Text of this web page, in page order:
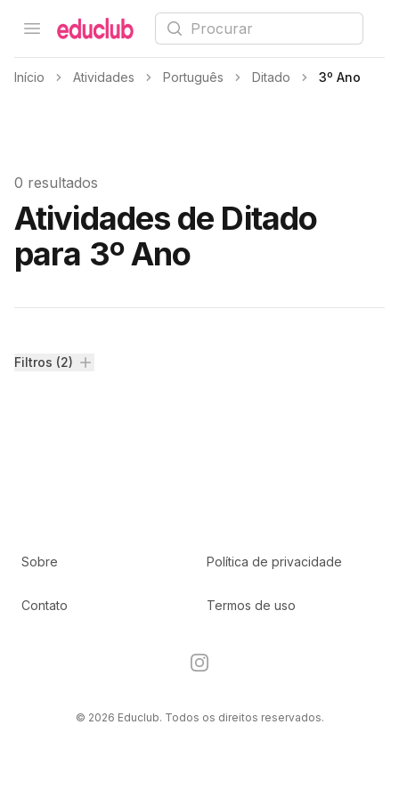
Open menu
Educlub Procurar
Início Atividades Português Ditado 3º Ano
0 resultados
Atividades de Ditado
para 3º Ano
Filtros
Filtros (2)
Sobre
Contato
Política de privacidade
Termos de uso
Instagram
© 2026 Educlub. Todos os direitos reservados.